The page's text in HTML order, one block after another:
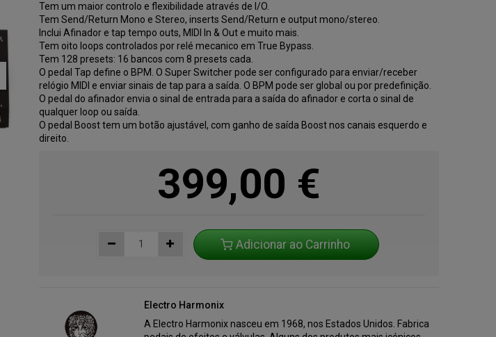
Tem um maior controlo e flexibilidade através de I/O.
Tem Send/Return Mono e Stereo, inserts Send/Return e output mono/stereo.
Inclui Afinador e tap tempo outs, MIDI In & Out e muito mais.
Tem oito loops controlados por relé mecanico em True Bypass.
Tem 128 presets: 16 bancos com 8 presets cada.
O pedal Tap define o BPM. O Super Switcher pode ser configurado para enviar/receber
relógio MIDI e enviar sinais de tap para a saída. O BPM pode ser global ou por predefinição.
O pedal do afinador envia o sinal de entrada para a saída do afinador e corta o sinal de
qualquer loop ou saída.
O pedal Boost tem um botão ajustável, com ganho de saída Boost nos canais esquerdo e
direito.
399,00 €
Adicionar ao Carrinho
Electro Harmonix
A Electro Harmonix nasceu em 1968, nos Estados Unidos. Fabrica